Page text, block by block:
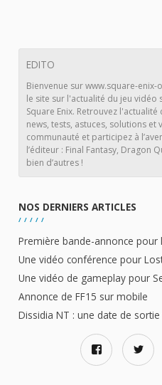
EDITO
Bienvenue sur www.square-enix-
le site sur l'actualité du jeu vidéo
Square Enix. Retrouvez
news, tests, astuces, solutions et
communauté et participez à
l’éditeur : Final Fantasy, Dragon
bien d’autres !
NOS DERNIERS ARTICLES
Première bande-annonce
Une vidéo conférence pour
Une vidéo de gameplay pour
Annonce de FF15 sur mobile
Dissidia NT : une date de